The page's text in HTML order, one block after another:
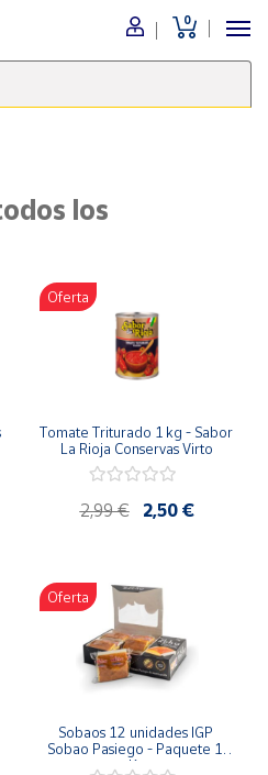
0
los
Oferta
Tomate Triturado 1 kg - Sabor
La Rioja Conservas Virto
2,99 € 2,50 €
Oferta
Sobaos 12 unidades IGP
Sobao Pasiego - Paquete 1
Kg